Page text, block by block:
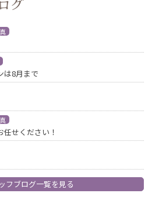
グ
は8月まで
せください！
フブログ一覧を見る